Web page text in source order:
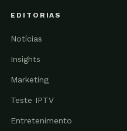
EDITORIAS
Notícias
Insights
Marketing
Teste IPTV
Entretenimento